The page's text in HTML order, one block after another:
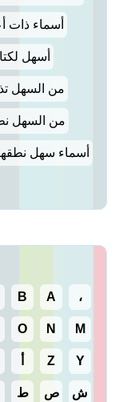
أسماء ذات
أسهل
من السهل
من السهل
أسماء سهل نطقها
، A
B
M
N
O
Y
Z
ش ص ط